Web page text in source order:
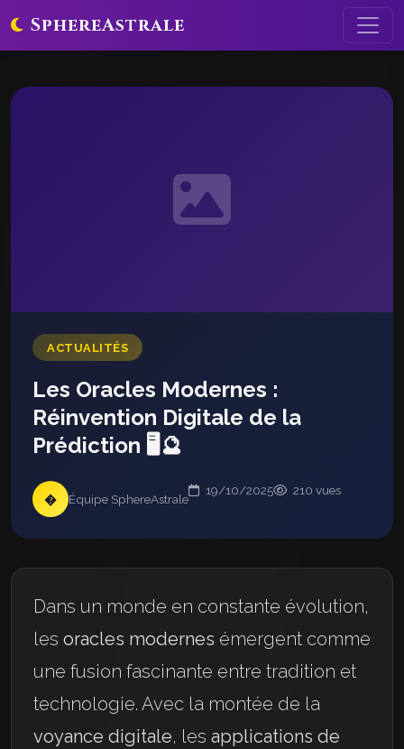
SphereAstrale
ACTUALITÉS
Les Oracles Modernes :
Réinvention Digitale de la
Prédiction 🖥️🔮
� Équipe SphereAstrale
19/10/2025 210 vues
Dans un monde en constante évolution,
les oracles modernes émergent comme
une fusion fascinante entre tradition et
technologie. Avec la montée de la
voyance digitale, les applications de